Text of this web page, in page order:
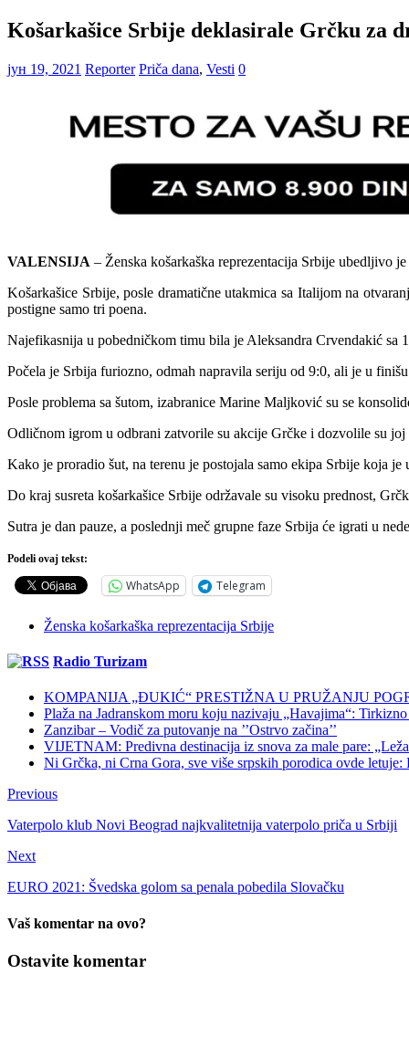
Košarkašice Srbije deklasirale Grčku za
јун 19, 2021 Reporter Priča dana, Vesti 0
VALENSIJA – Ženska košarkaška reprezentacija Srbije ubedljivo
Košarkašice Srbije, posle dramatične utakmica sa Italijom na
postigne samo tri poena.
Najefikasnija u pobedničkom timu bila je Aleksandra Crvendakić sa
Počela je Srbija furiozno, odmah napravila seriju od 9:0, ali je u
Posle problema sa šutom, izabranice Marine Maljković su se
Odličnom igrom u odbrani zatvorile su akcije Grčke i dozvolile su joj
Kako je proradio šut, na terenu je postojala samo ekipa Srbije koja
Do kraj susreta košarkašice Srbije održavale su visoku prednost,
Sutra je dan pauze, a poslednji meč grupne faze Srbija će igrati u
Podeli ovaj tekst:
WhatsApp Telegram
Ženska košarkaška reprezentacija Srbije
Radio Turizam
KOMPANIJA „ĐUKIĆ“ PRESTIŽNA U PRUŽANJU
Plaža na Jadranskom moru koju nazivaju „Havajima“:
Zanzibar – Vodič za putovanje na ’’Ostrvo začina’’
VIJETNAM: Predivna destinacija iz snova za male pare:
Ni Grčka, ni Crna Gora, sve više srpskih porodica ovde letuje:
Previous
Vaterpolo klub Novi Beograd najkvalitetnija vaterpolo priča u Srbiji
Next
EURO 2021: Švedska golom sa penala pobedila Slovačku
Vaš komentar na ovo?
Ostavite komentar